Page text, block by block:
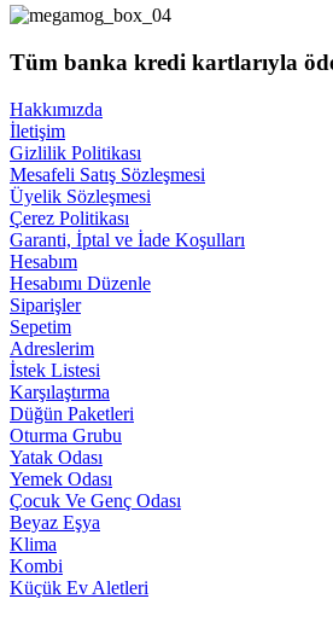
Tüm banka kredi kartlarıyla
Hakkımızda
İletişim
Gizlilik Politikası
Mesafeli Satış Sözleşmesi
Üyelik Sözleşmesi
Çerez Politikası
Garanti, İptal ve İade Koşulları
Hesabım
Hesabımı Düzenle
Siparişler
Sepetim
Adreslerim
İstek Listesi
Karşılaştırma
Düğün Paketleri
Oturma Grubu
Yatak Odası
Yemek Odası
Çocuk Ve Genç Odası
Beyaz Eşya
Klima
Kombi
Küçük Ev Aletleri